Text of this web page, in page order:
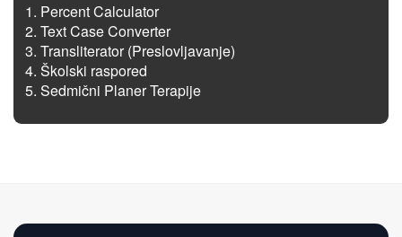
Percent Calculator
Text Case Converter
Transliterator (Preslovljavanje)
Školski raspored
Sedmični Planer Terapije